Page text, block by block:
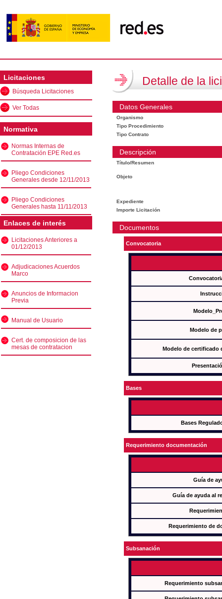
Licitaciones
Búsqueda Licitaciones
Ver Todas
Normativa
Normas Internas de
Contratación EPE Red.es
Pliego Condiciones
Generales desde 12/11/2013
Pliego Condiciones
Generales hasta 11/11/2013
Enlaces de interés
Licitaciones Anteriores a
01/12/2013
Adjudicaciones Acuerdos
Marco
Anuncios de Informacion
Previa
Manual de Usuario
Cert. de composicion de las
mesas de contratacion
Detalle de la
Datos Generales
Organismo
Tipo Procedimiento
Tipo Contrato
Descripción
Título/Resumen
Objeto
Expediente
Importe Licitación
Documentos
Convocatoria
Modelo de
Modelo de certificado
Bases
Bases
Requerimiento documentación
Guía de
Guía de ayuda al
Requerimiento de
Subsanación
Requerimiento